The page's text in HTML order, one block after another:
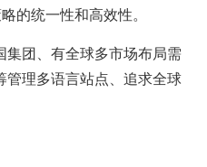
的统一性和高效性。
集团、有全球多市场布局需
管理多语言站点、追求全球